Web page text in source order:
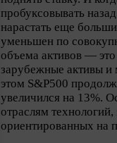
пробуксовывать
нарастать еще
уменьшен по
объема активов —
зарубежные активы
этом S&P500
увеличился на 13%.
отраслям
ориентированных на